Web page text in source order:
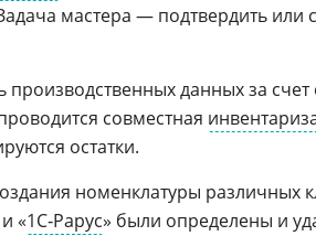
мастера — подтвердить или
производственных данных за
совместная
остатки.
номенклатуры различных
«1С‑Рарус» были определены и